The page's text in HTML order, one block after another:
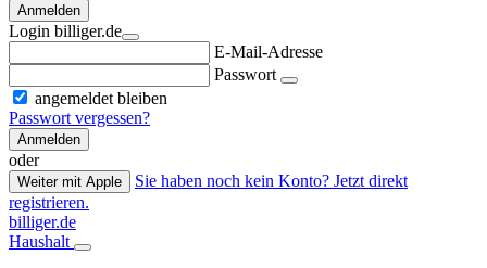
Anmelden
Login billiger.de
E-Mail-Adresse
Passwort
angemeldet bleiben
Passwort vergessen?
Anmelden
oder
Weiter mit Apple
Sie haben noch kein Konto? Jetzt direkt
registrieren.
billiger.de
Haushalt